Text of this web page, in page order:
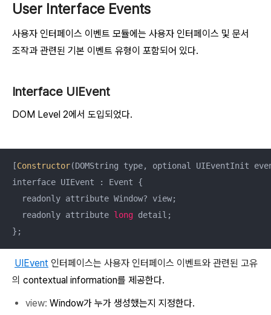
User Interface Events
사용자 인터페이스 이벤트 모듈에는 사용자 인터페이스 및 문서
조작과 관련된 기본 이벤트 유형이 포함되어 있다.
Interface UIEvent
DOM Level 2에서 도입되었다.
[Constructor(DOMString type, optional UIEventInit
interface UIEvent : Event {
  readonly attribute Window? view;
  readonly attribute
long detail;
};
UIEvent 인터페이스는 사용자 인터페이스 이벤트와 관련된 고유
의 contextual information를 제공한다.
view: Window가 누가 생성했는지 지정한다.